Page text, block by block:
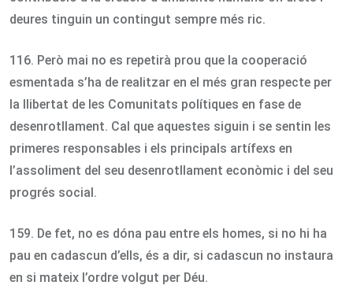
deures tinguin un contingut sempre més ric.
116. Però mai no es repetirà prou que la cooperació
esmentada s’ha de realitzar en el més gran respecte per
la llibertat de les Comunitats polítiques en fase de
desenrotllament. Cal que aquestes siguin i se sentin les
primeres responsables i els principals artífexs en
l’assoliment del seu desenrotllament econòmic i del seu
progrés social.
159. De fet, no es dóna pau entre els homes, si no hi ha
pau en cadascun d’ells, és a dir, si cadascun no instaura
en si mateix l’ordre volgut per Déu.